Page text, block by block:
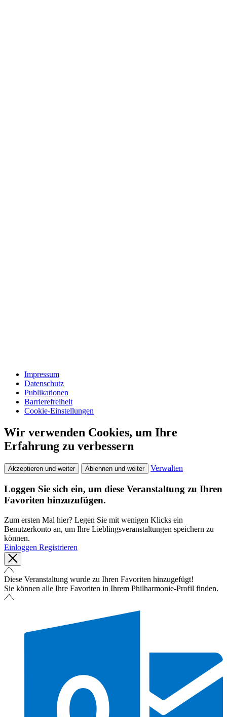
Impressum
Datenschutz
Publikationen
Barrierefreiheit
Cookie-Einstellungen
Wir verwenden Cookies, um Ihre
Erfahrung zu verbessern
Akzeptieren und weiter Ablehnen und weiter Verwalten
Loggen Sie sich ein, um diese Veranstaltung zu Ihren
Favoriten hinzuzufügen.
Zum ersten Mal hier? Legen Sie mit wenigen Klicks ein
Benutzerkonto an, um Ihre Lieblingsveranstaltungen speichern zu
können.
Einloggen Registrieren
Diese Veranstaltung wurde zu Ihren Favoriten hinzugefügt!
Sie können alle Ihre Favoriten in Ihrem Philharmonie-Profil finden.